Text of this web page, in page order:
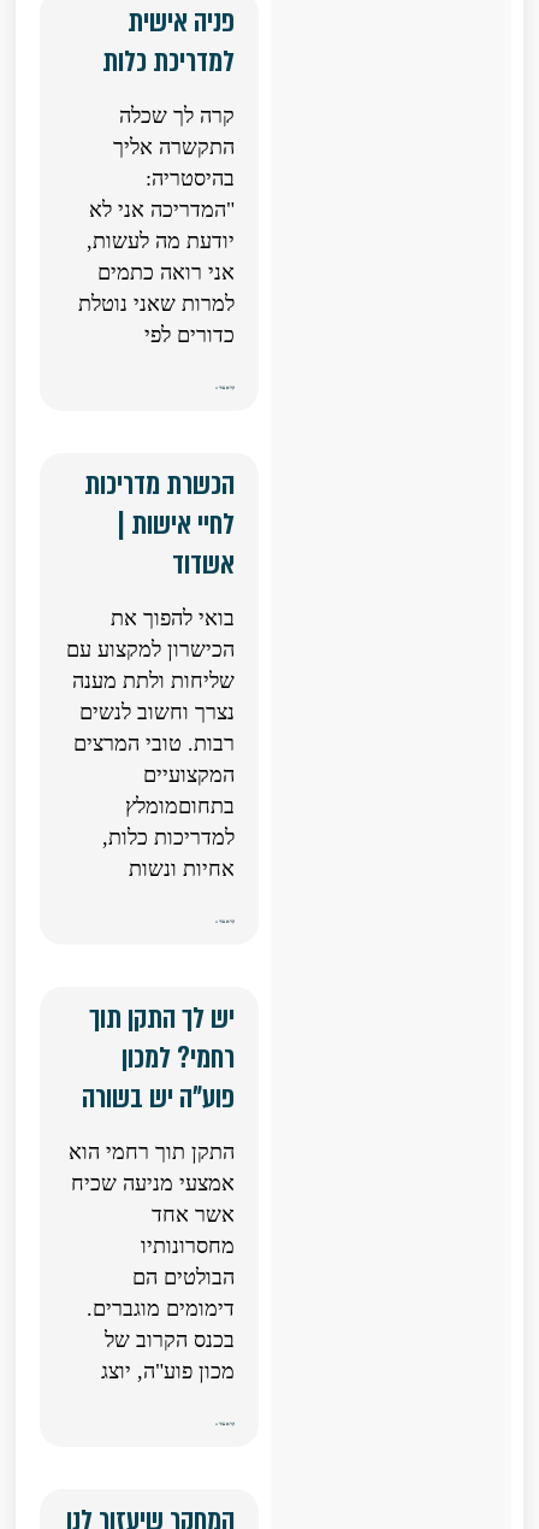
פניה אישית
למדריכת כלות
קרה לך שכלה
התקשרה אליך
בהיסטריה:
"המדריכה אני לא
יודעת מה לעשות,
אני רואה כתמים
למרות שאני נוטלת
כדורים לפי
קרא עוד »
הכשרת מדריכות
לחיי אישות |
אשדוד
בואי להפוך את
הכישרון למקצוע עם
שליחות ולתת מענה
נצרך וחשוב לנשים
רבות. טובי המרצים
המקצועיים
בתחוםמומלץ
למדריכות כלות,
אחיות ונשות
קרא עוד »
יש לך התקן תוך
רחמי? למכון
פוע"ה יש בשורה
התקן תוך רחמי הוא
אמצעי מניעה שכיח
אשר אחד
מחסרונותיו
הבולטים הם
דימומים מוגברים.
בכנס הקרוב של
מכון פוע"ה, יוצג
קרא עוד »